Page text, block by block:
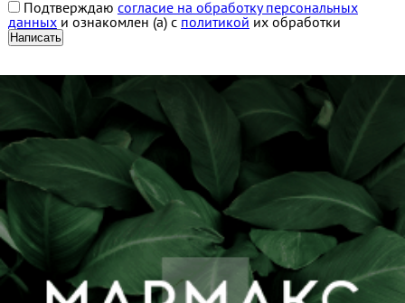
Подтверждаю согласие на обработку персональных
данныхи ознакомлен (а) с политикой их обработки